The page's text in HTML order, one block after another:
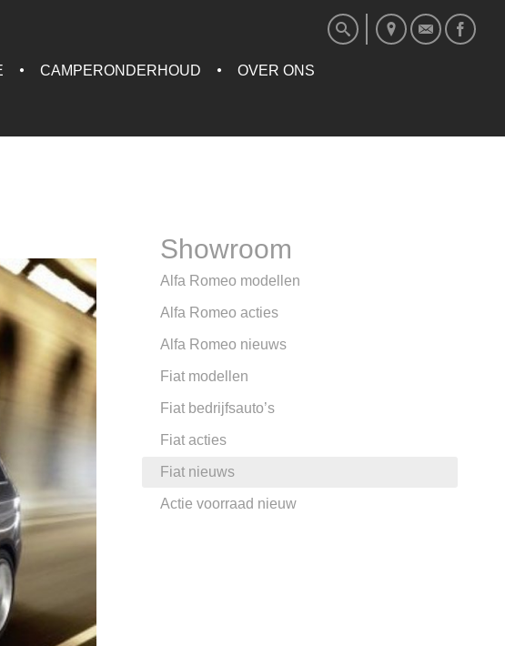
CAMPERONDERHOUD OVER ONS
Showroom
Alfa Romeo modellen
Alfa Romeo acties
Alfa Romeo nieuws
Fiat modellen
Fiat bedrijfsauto’s
Fiat acties
Fiat nieuws
Actie voorraad nieuw